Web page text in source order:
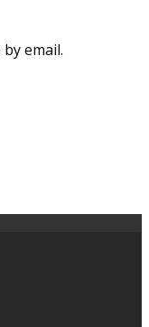
email.